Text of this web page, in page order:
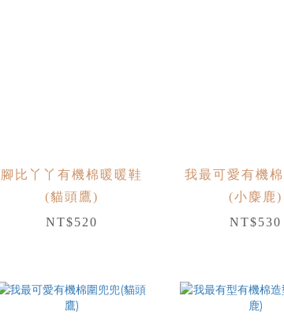
腳比丫丫有機棉暖暖鞋
(貓頭鷹)
NT$520
我最可愛有機
(小麋鹿)
NT$530